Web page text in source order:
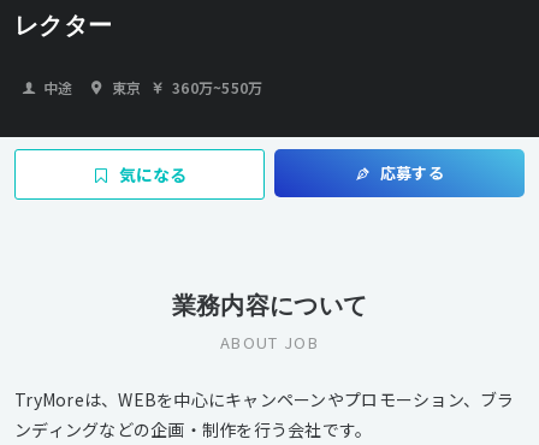
レクター
中途 東京 360万~550万
気になる 応募する
業務内容について
ABOUT JOB
TryMoreは、WEBを中心にキャンペーンやプロモーション、ブラ
ンディングなどの企画・制作を行う会社です。